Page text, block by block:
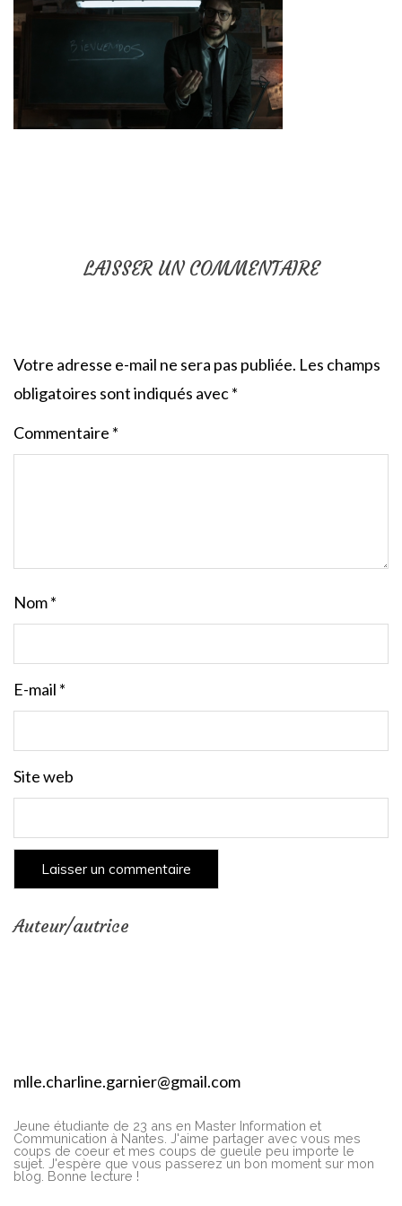
LAISSER UN COMMENTAIRE
Votre adresse e-mail ne sera pas publiée. Les champs
obligatoires sont indiqués avec*
Commentaire *
Nom*
E-mail *
Site web
Auteur/autrice
mlle.charline.garnier@gmail.com
Jeune étudiante de 23 ans en Master Information et
Communication à Nantes. J'aime partager avec vous mes
coups de coeur et mes coups de gueule peu importe le
sujet. J'espère que vous passerez un bon moment sur mon
blog. Bonne lecture !